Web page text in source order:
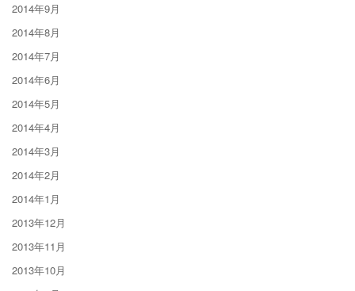
2014年9月
2014年8月
2014年7月
2014年6月
2014年5月
2014年4月
2014年3月
2014年2月
2014年1月
2013年12月
2013年11月
2013年10月